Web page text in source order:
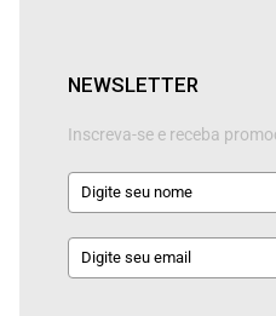
NEWSLETTER
Inscreva-se e receba